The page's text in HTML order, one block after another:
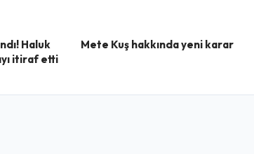
Haluk
itiraf etti
Mete Kuş hakkında yeni karar